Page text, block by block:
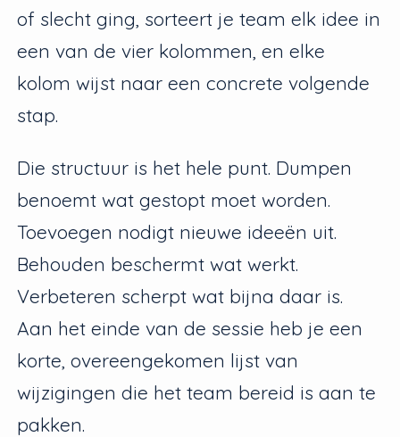
of slecht ging, sorteert je team elk idee in
een van de vier kolommen, en elke
kolom wijst naar een concrete volgende
stap.
Die structuur is het hele punt. Dumpen
benoemt wat gestopt moet worden.
Toevoegen nodigt nieuwe ideeën uit.
Behouden beschermt wat werkt.
Verbeteren scherpt wat bijna daar is.
Aan het einde van de sessie heb je een
korte, overeengekomen lijst van
wijzigingen die het team bereid is aan te
pakken.